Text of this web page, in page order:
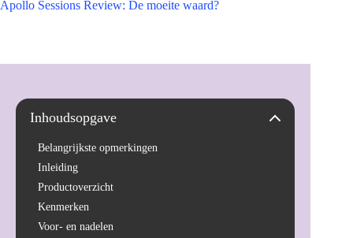
Apollo Sessions Review: De moeite waard?
Inhoudsopgave
Belangrijkste opmerkingen
Inleiding
Productoverzicht
Kenmerken
Voor- en nadelen